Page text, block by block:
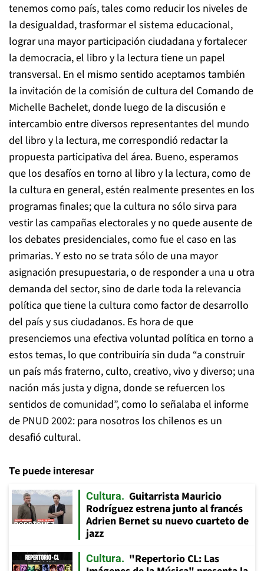
tenemos como país, tales como reducir los niveles de
la desigualdad, trasformar el sistema educacional,
lograr una mayor participación ciudadana y fortalecer
la democracia, el libro y la lectura tiene un papel
transversal. En el mismo sentido aceptamos también
la invitación de la comisión de cultura del Comando de
Michelle Bachelet, donde luego de la discusión e
intercambio entre diversos representantes del mundo
del libro y la lectura, me correspondió redactar la
propuesta participativa del área. Bueno, esperamos
que los desafíos en torno al libro y la lectura, como de
la cultura en general, estén realmente presentes en los
programas finales; que la cultura no sólo sirva para
vestir las campañas electorales y no quede ausente de
los debates presidenciales, como fue el caso en las
primarias. Y esto no se trata sólo de una mayor
asignación presupuestaria, o de responder a una u otra
demanda del sector, sino de darle toda la relevancia
política que tiene la cultura como factor de desarrollo
del país y sus ciudadanos. Es hora de que
presenciemos una efectiva voluntad política en torno a
estos temas, lo que contribuiría sin duda “a construir
un país más fraterno, culto, creativo, vivo y diverso; una
nación más justa y digna, donde se refuercen los
sentidos de comunidad”, como lo señalaba el informe
de PNUD 2002: para nosotros los chilenos es un
desafió cultural.
Te puede interesar
Cultura
Guitarrista Mauricio
Rodríguez estrena junto al francés
Adrien Bernet su nuevo cuarteto de
jazz
Cultura
"Repertorio CL: Las